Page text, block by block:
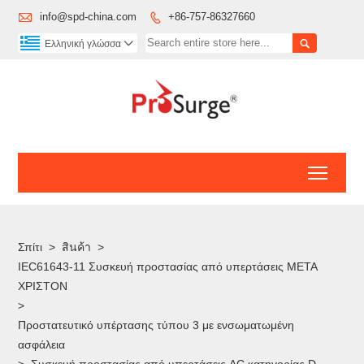
 info@spd-china.com  +86-757-86327660

Ελληνική γλώσσα 
Σπίτι > สินค้า >
IEC61643-11 Συσκευή προστασίας από υπερτάσεις ΜΕΤΑ
ΧΡΙΣΤΟΝ
>
Προστατευτικό υπέρτασης τύπου 3 με ενσωματωμένη
ασφάλεια